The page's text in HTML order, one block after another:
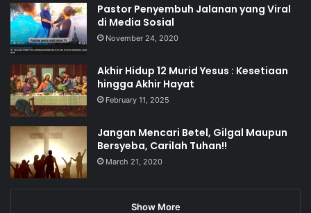
Pastor Penyembuh Jalanan yang Viral
di Media Sosial
November 24, 2020
Akhir Hidup 12 Murid Yesus : Kesetiaan
hingga Akhir Hayat
February 11, 2025
Jangan Mencari Betel, Gilgal Maupun
Bersyeba, Carilah Tuhan!!
March 21, 2020
Show More